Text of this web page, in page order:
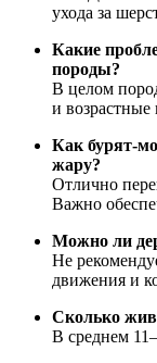
ухода за
Какие
породы?
В целом
и возрастные
Как бурят-
жару?
Отлично
Важно
Можно ли
Не
движения и
Сколько
В среднем